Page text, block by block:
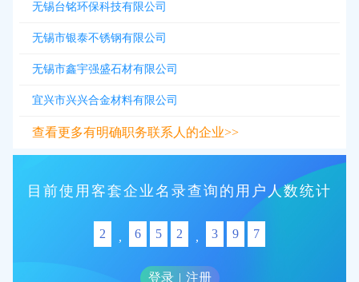
无锡台铭环保科技有限公司
无锡市银泰不锈钢有限公司
无锡市鑫宇强盛石材有限公司
宜兴市兴兴合金材料有限公司
查看更多有明确职务联系人的企业>>
目前使用客套企业名录查询的用户人数统计
2 , 6 5 2 , 3 9 7
登录 | 注册